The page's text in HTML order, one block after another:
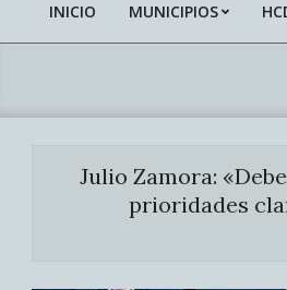
Primary
Navigation
INICIO MUNICIPIOS
Julio Zamora:
prioridades